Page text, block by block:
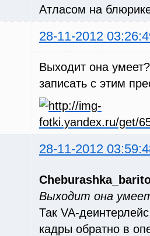
Атласом на
28-11-2012
Выходит она
записать с этим
28-11-2012
Выходит она
Так VA-
кадры обратно в